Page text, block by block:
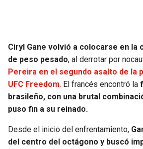
LIONS
PACKERS
FALCONS
NUGGETS
TIMBERWOLVES
TRAIL BLAZERS
Ciryl Gane volvió a colocarse en la
de peso pesado, al derrotar por
Pereira en el segundo asalto de la
UFC Freedom. El francés encontró la
brasileño, con una brutal
puso fin a su reinado.
Desde el inicio del enfrentamiento,
del centro del octágono y buscó